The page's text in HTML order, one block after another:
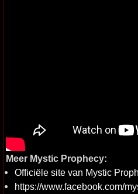
Meer Mystic Prophecy:
Officiële site van Mystic
https://www.facebook.com/